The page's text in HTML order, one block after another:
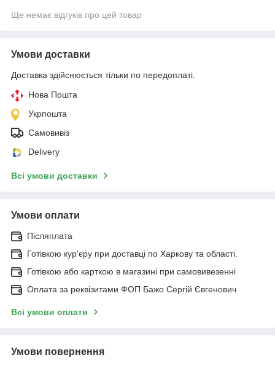
Ще немає відгуків про цей товар
Умови доставки
Доставка здійснюється тільки по передоплаті.
Нова Пошта
Укрпошта
Самовивіз
Delivery
Всі умови доставки
Умови оплати
Післяплата
Готівкою кур'єру при доставці по Харкову та області.
Готівкою або карткою в магазині при самовивезенні
Оплата за реквізитами ФОП Бажо Сергій Євгенович
Всі умови оплати
Умови повернення